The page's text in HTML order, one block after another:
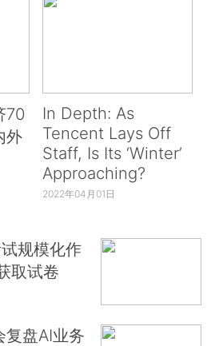
70
外
In Depth: As
Tencent Lays Off
Staff, Is Its ‘Winter’
Approaching?
2022年04月01日
规模化作
取试卷
复盘AI业务